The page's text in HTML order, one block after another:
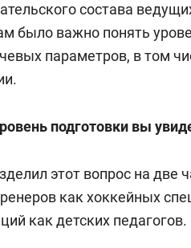
состава
было важно понять
параметров, в том
подготовки вы
этот вопрос на две
как хоккейных
как детских педагогов.